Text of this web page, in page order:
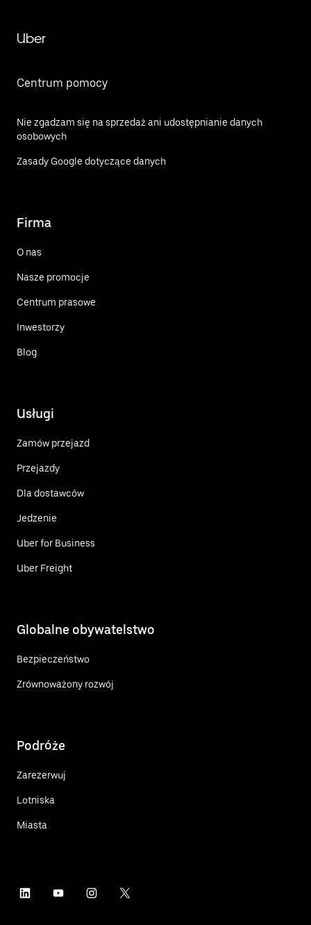
Uber
Centrum pomocy
Nie zgadzam się na sprzedaż ani udostępnianie danych
osobowych
Zasady Google dotyczące danych
Firma
O nas
Nasze promocje
Centrum prasowe
Inwestorzy
Blog
Usługi
Zamów przejazd
Przejazdy
Dla dostawców
Jedzenie
Uber for Business
Uber Freight
Globalne obywatelstwo
Bezpieczeństwo
Zrównoważony rozwój
Podróże
Zarezerwuj
Lotniska
Miasta